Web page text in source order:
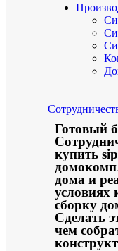
Готовый
купить
дома и
условиях
сборку
Сделать
чем